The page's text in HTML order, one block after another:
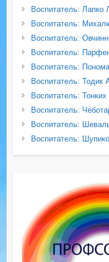
Воспитатель: Лапко
Воспитатель:
Воспитатель:
Воспитатель:
Воспитатель:
Воспитатель: Тодик
Воспитатель:
Воспитатель:
Воспитатель:
Воспитатель: